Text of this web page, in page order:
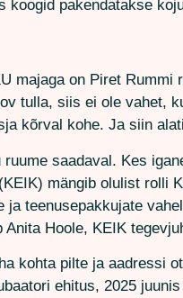
koogid pakendatakse
majaga on Piret
tulla, siis ei ole vahet,
kõrval kohe. Ja siin
saadaval. Kes
mängib olulist rolli
ja teenusepakkujate
Hoole, KEIK
kohta pilte ja aadressi
ehitus, 2025